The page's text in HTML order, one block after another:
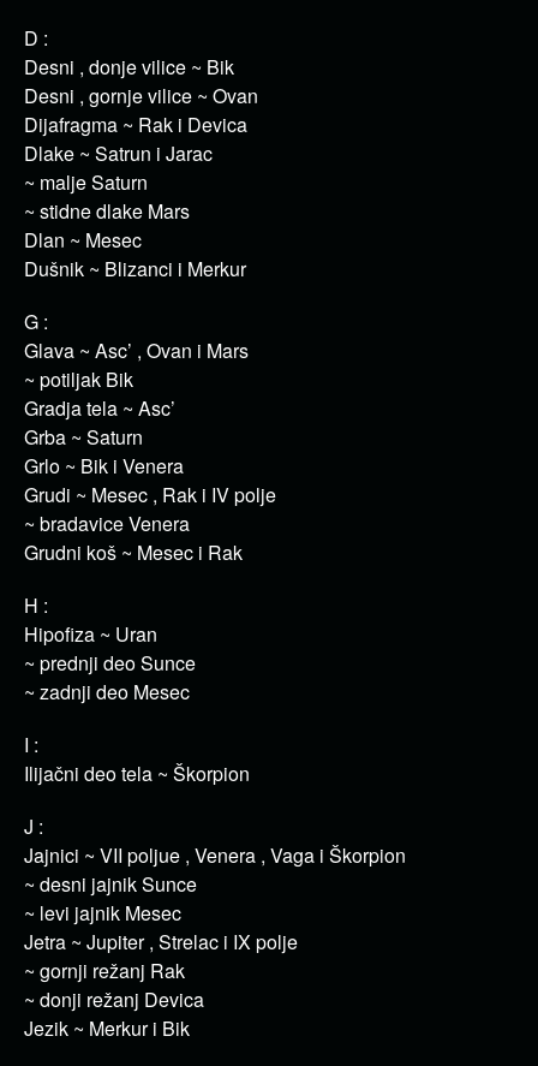
D :
Desni , donje vilice ~ Bik
Desni , gornje vilice ~ Ovan
Dijafragma ~ Rak i Devica
Dlake ~ Satrun i Jarac
~ malje Saturn
~ stidne dlake Mars
Dlan ~ Mesec
Dušnik ~ Blizanci i Merkur
G :
Glava ~ Asc’ , Ovan i Mars
~ potiljak Bik
Gradja tela ~ Asc’
Grba ~ Saturn
Grlo ~ Bik i Venera
Grudi ~ Mesec , Rak i IV polje
~ bradavice Venera
Grudni koš ~ Mesec i Rak
H :
Hipofiza ~ Uran
~ prednji deo Sunce
~ zadnji deo Mesec
I :
Ilijačni deo tela ~ Škorpion
J :
Jajnici ~ VII poljue , Venera , Vaga i Škorpion
~ desni jajnik Sunce
~ levi jajnik Mesec
Jetra ~ Jupiter , Strelac i IX polje
~ gornji režanj Rak
~ donji režanj Devica
Jezik ~ Merkur i Bik